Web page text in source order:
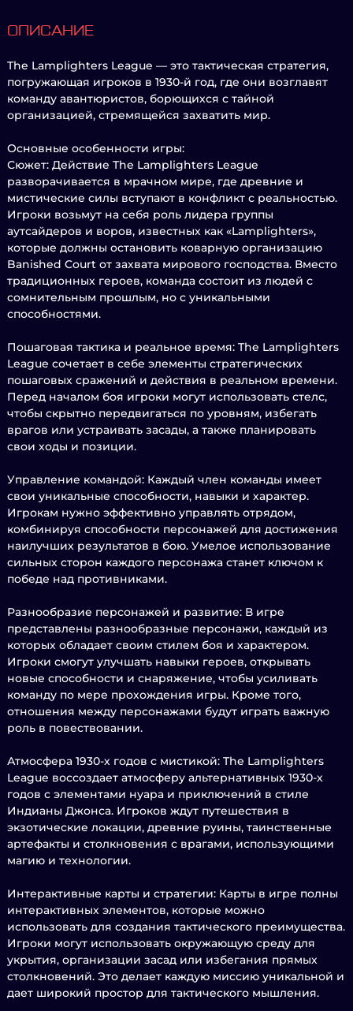
ОПИСАНИЕ
The Lamplighters League — это тактическая стратегия,
погружающая игроков в 1930-й год, где они возглавят
команду авантюристов, борющихся с тайной
организацией, стремящейся захватить мир.
Основные особенности игры:
Сюжет: Действие The Lamplighters League
разворачивается в мрачном мире, где древние и
мистические силы вступают в конфликт с реальностью.
Игроки возьмут на себя роль лидера группы
аутсайдеров и воров, известных как «Lamplighters»,
которые должны остановить коварную организацию
Banished Court от захвата мирового господства. Вместо
традиционных героев, команда состоит из людей с
сомнительным прошлым, но с уникальными
способностями.
Пошаговая тактика и реальное время: The Lamplighters
League сочетает в себе элементы стратегических
пошаговых сражений и действия в реальном времени.
Перед началом боя игроки могут использовать стелс,
чтобы скрытно передвигаться по уровням, избегать
врагов или устраивать засады, а также планировать
свои ходы и позиции.
Управление командой: Каждый член команды имеет
свои уникальные способности, навыки и характер.
Игрокам нужно эффективно управлять отрядом,
комбинируя способности персонажей для достижения
наилучших результатов в бою. Умелое использование
сильных сторон каждого персонажа станет ключом к
победе над противниками.
Разнообразие персонажей и развитие: В игре
представлены разнообразные персонажи, каждый из
которых обладает своим стилем боя и характером.
Игроки смогут улучшать навыки героев, открывать
новые способности и снаряжение, чтобы усиливать
команду по мере прохождения игры. Кроме того,
отношения между персонажами будут играть важную
роль в повествовании.
Атмосфера 1930-х годов с мистикой: The Lamplighters
League воссоздает атмосферу альтернативных 1930-х
годов с элементами нуара и приключений в стиле
Индианы Джонса. Игроков ждут путешествия в
экзотические локации, древние руины, таинственные
артефакты и столкновения с врагами, использующими
магию и технологии.
Интерактивные карты и стратегии: Карты в игре полны
интерактивных элементов, которые можно
использовать для создания тактического преимущества.
Игроки могут использовать окружающую среду для
укрытия, организации засад или избегания прямых
столкновений. Это делает каждую миссию уникальной и
дает широкий простор для тактического мышления.